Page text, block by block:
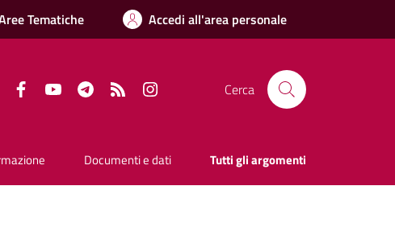
Tematiche Accedi all'area personale
FacebookYouTube TelegramRSS Cerca
Documenti e dati Tutti gli argomenti